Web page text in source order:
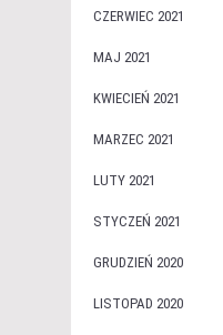
CZERWIEC 2021
MAJ 2021
KWIECIEŃ 2021
MARZEC 2021
LUTY 2021
STYCZEŃ 2021
GRUDZIEŃ 2020
LISTOPAD 2020